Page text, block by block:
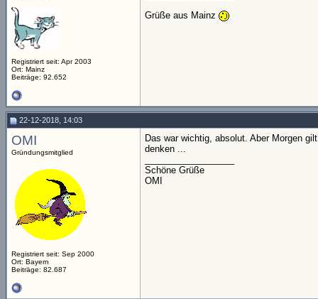
Registriert seit: Apr 2003
Ort: Mainz
Beiträge: 92.652
Grüße aus Mainz
22-12-2018, 14:03
OMI
Gründungsmitglied
Registriert seit: Sep 2000
Ort: Bayern
Beiträge: 82.687
Das war wichtig, absolut. Aber Morgen
denken ...
Schöne Grüße
OMI